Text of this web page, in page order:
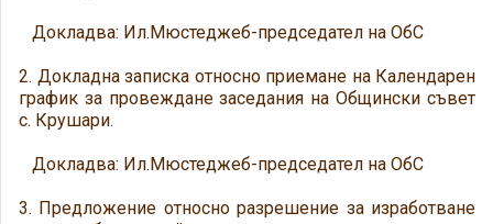
Докладва: Ил.Мюстеджеб-председател на ОбС
2. Докладна записка относно приемане на Календарен
график за провеждане заседания на Общински съвет
с. Крушари.
Докладва: Ил.Мюстеджеб-председател на ОбС
3. Предложение относно разрешение за изработване